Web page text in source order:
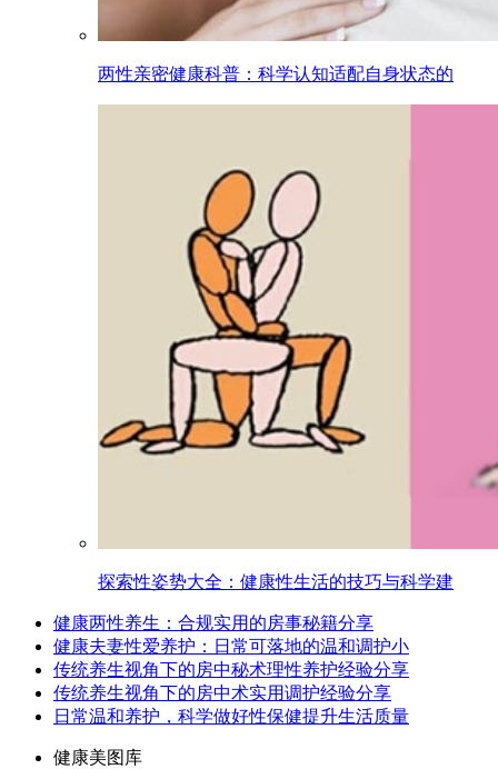
两性亲密健康科普：科学认知适配自身状态的
探索性姿势大全：健康性生活的技巧与科学建
健康两性养生：合规实用的房事秘籍分享
健康夫妻性爱养护：日常可落地的温和调护小
传统养生视角下的房中秘术理性养护经验分享
传统养生视角下的房中术实用调护经验分享
日常温和养护，科学做好性保健提升生活质量
健康美图库